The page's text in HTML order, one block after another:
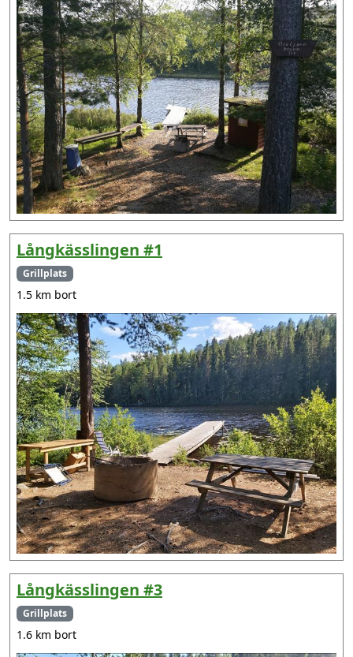
Långkässlingen #1
Grillplats
1.5 km bort
Långkässlingen #3
Grillplats
1.6 km bort